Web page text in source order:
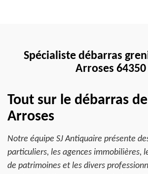
Spécialiste débarras
Arroses 64350
Tout sur le débarras
Arroses
Notre équipe SJ Antiquaire présente
particuliers, les agences immobilières,
de patrimoines et les divers